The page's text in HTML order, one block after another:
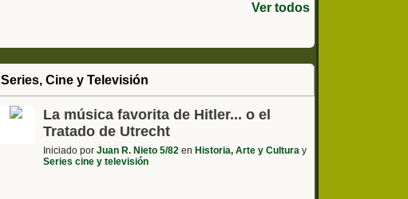
Ver todos
Series, Cine y Televisión
La música favorita de Hitler... o el
Tratado de Utrecht
Iniciado porJuan R. Nieto 5/82 en Historia, Arte y Cultura y
Series cine y televisión